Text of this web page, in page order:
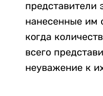
представители
нанесенные им
когда
всего
неуважение к